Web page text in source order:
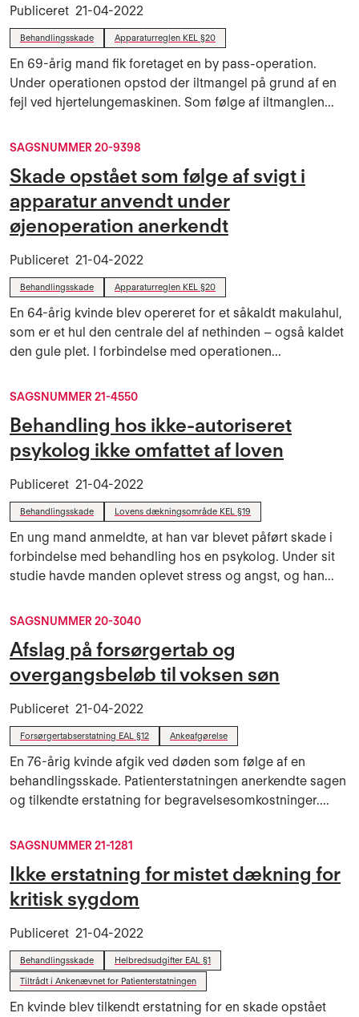
Publiceret 21-04-2022
Behandlingsskade Apparaturreglen KEL §20
En 69-årig mand fik foretaget en by pass-operation.
Under operationen opstod der iltmangel på grund af en
fejl ved hjertelungemaskinen. Som følge af iltmanglen...
SAGSNUMMER 20-9398
Skade opstået som følge af svigt i
apparatur anvendt under
øjenoperation anerkendt
Publiceret 21-04-2022
Behandlingsskade Apparaturreglen KEL §20
En 64-årig kvinde blev opereret for et såkaldt makulahul,
som er et hul den centrale del af nethinden – også kaldet
den gule plet. I forbindelse med operationen...
SAGSNUMMER 21-4550
Behandling hos ikke-autoriseret
psykolog ikke omfattet af loven
Publiceret 21-04-2022
Behandlingsskade Lovens dækningsområde KEL §19
En ung mand anmeldte, at han var blevet påført skade i
forbindelse med behandling hos en psykolog. Under sit
studie havde manden oplevet stress og angst, og han...
SAGSNUMMER 20-3040
Afslag på forsørgertab og
overgangsbeløb til voksen søn
Publiceret 21-04-2022
Forsørgertabserstatning EAL §12 Ankeafgørelse
En 76-årig kvinde afgik ved døden som følge af en
behandlingsskade. Patienterstatningen anerkendte sagen
og tilkendte erstatning for begravelsesomkostninger....
SAGSNUMMER 21-1281
Ikke erstatning for mistet dækning for
kritisk sygdom
Publiceret 21-04-2022
Behandlingsskade
Helbredsudgifter EAL §1
Tiltrådt i Ankenævnet for Patienterstatningen
En kvinde blev tilkendt erstatning for en skade opstået